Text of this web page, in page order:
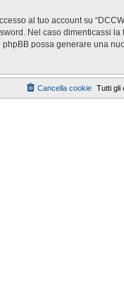
al tuo account su
Nel caso dimenticassi la
possa generare una
Tutti gli
Cancella cookie